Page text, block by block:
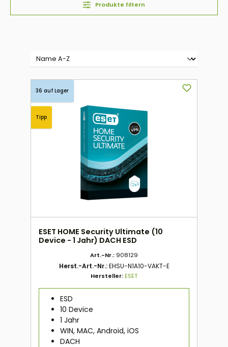
Produkte filtern
36 auf Lager
Tipp
ESET HOME Security Ultimate (10
Device - 1 Jahr) DACH ESD
Art.-Nr.: 908129
Herst.-Art.-Nr.:EHSU-N1A10-VAKT-E
Hersteller:ESET
ESD
10 Device
1 Jahr
WIN, MAC, Android, iOS
DACH